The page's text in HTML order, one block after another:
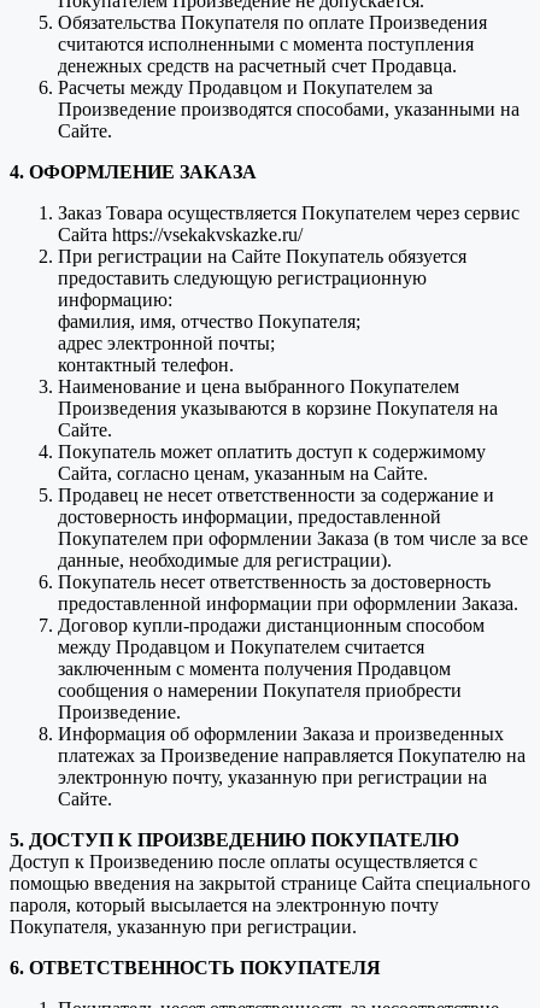
Обязательства Покупателя по оплате Произведения
считаются исполненными с момента поступления
денежных средств на расчетный счет Продавца.
Расчеты между Продавцом и Покупателем за
Произведение производятся способами, указанными на
Сайте.
4. ОФОРМЛЕНИЕ ЗАКАЗА
Заказ Товара осуществляется Покупателем через сервис
Сайта https://vsekakvskazke.ru/
При регистрации на Сайте Покупатель обязуется
предоставить следующую регистрационную
информацию:
фамилия, имя, отчество Покупателя;
адрес электронной почты;
контактный телефон.
Наименование и цена выбранного Покупателем
Произведения указываются в корзине Покупателя на
Сайте.
Покупатель может оплатить доступ к содержимому
Сайта, согласно ценам, указанным на Сайте.
Продавец не несет ответственности за содержание и
достоверность информации, предоставленной
Покупателем при оформлении Заказа (в том числе за все
данные, необходимые для регистрации).
Покупатель несет ответственность за достоверность
предоставленной информации при оформлении Заказа.
Договор купли-продажи дистанционным способом
между Продавцом и Покупателем считается
заключенным с момента получения Продавцом
сообщения о намерении Покупателя приобрести
Произведение.
Информация об оформлении Заказа и произведенных
платежах за Произведение направляется Покупателю на
электронную почту, указанную при регистрации на
Сайте.
5. ДОСТУП К ПРОИЗВЕДЕНИЮ ПОКУПАТЕЛЮ
Доступ к Произведению после оплаты осуществляется с
помощью введения на закрытой странице Сайта специального
пароля, который высылается на электронную почту
Покупателя, указанную при регистрации.
6. ОТВЕТСТВЕННОСТЬ ПОКУПАТЕЛЯ